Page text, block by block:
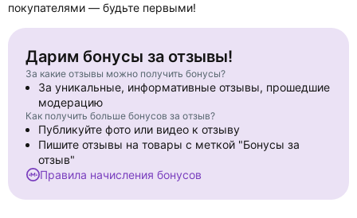
покупателями — будьте первыми!
Дарим бонусы за отзывы!
За какие отзывы можно получить бонусы?
За уникальные, информативные отзывы, прошедшие
модерацию
Как получить больше бонусов за отзыв?
Публикуйте фото или видео к отзыву
Пишите отзывы на товары с меткой "Бонусы за
отзыв"
Правила начисления бонусов